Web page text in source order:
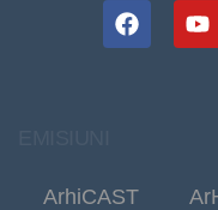
ArhiCAST